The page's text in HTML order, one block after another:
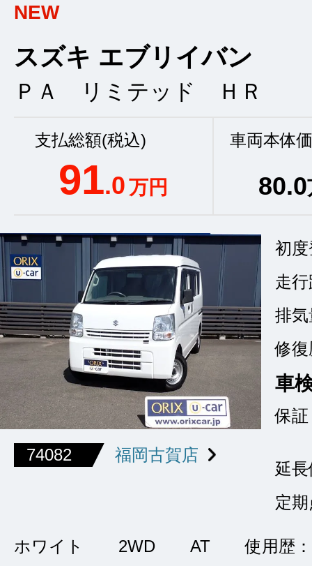
NEW
スズキ エブリイバン
ＰＡ リミテッド ＨＲ
支払総額(税込)
91.0万円
車両本体
80.0
74082 福岡古賀店
初
走
排気
修復
車
保証
延
定
ホワイト 2WD AT
使用歴